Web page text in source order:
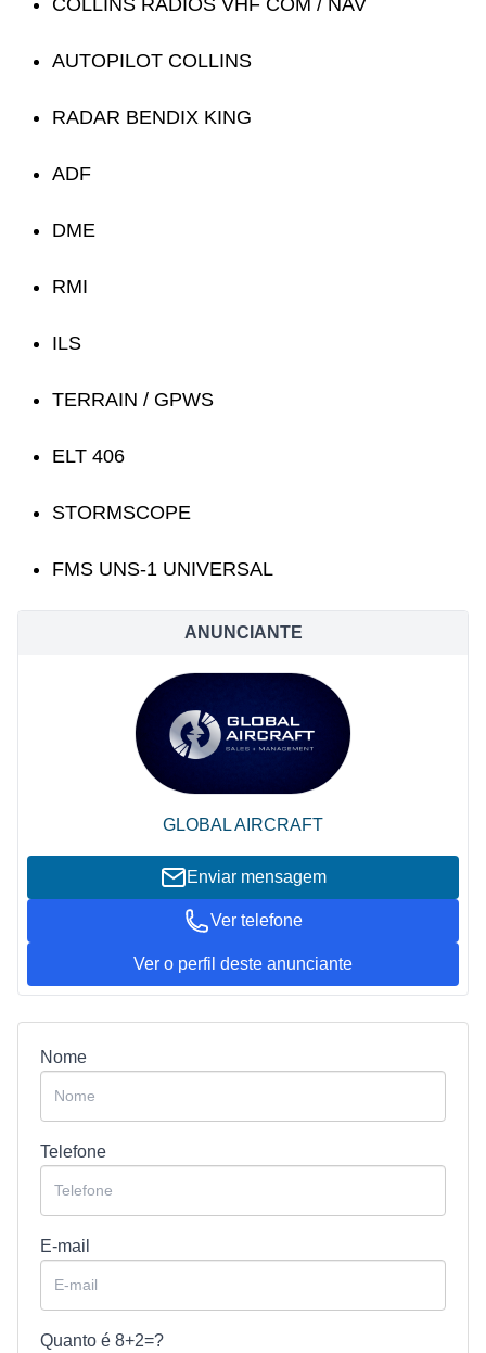
AUTOPILOT COLLINS
RADAR BENDIX KING
ADF
DME
RMI
ILS
TERRAIN / GPWS
ELT 406
STORMSCOPE
FMS UNS-1 UNIVERSAL
ANUNCIANTE
GLOBAL AIRCRAFT
Enviar mensagem
Ver telefone
Ver o perfil deste anunciante
Nome
Telefone
E-mail
Quanto é 8+2=?